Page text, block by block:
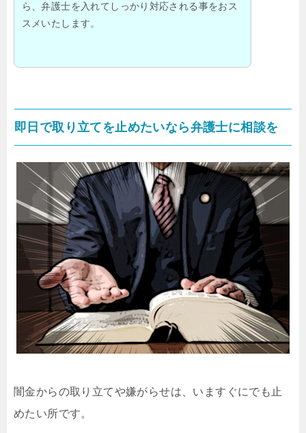
ら、弁護士を入れてしっかり対応される事をおス
スメいたします。
即日で取り立てを止めたいなら弁護士に相談を
闇金からの取り立てや嫌がらせは、いますぐにでも止
めたい所です。